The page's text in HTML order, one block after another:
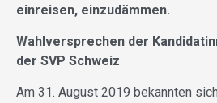
einreisen, einzudämmen.
Wahlversprechen der
der SVP Schweiz
Am 31. August 2019 bekannten